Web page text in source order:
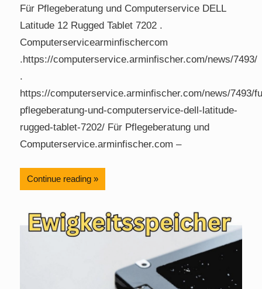
Für Pflegeberatung und Computerservice DELL
Latitude 12 Rugged Tablet 7202 .
Computerservicearminfischercom
.https://computerservice.arminfischer.com/news/7493/
.
https://computerservice.arminfischer.com/news/7493/
pflegeberatung-und-computerservice-dell-latitude-
rugged-tablet-7202/ Für Pflegeberatung und
Computerservice.arminfischer.com –
Continue reading